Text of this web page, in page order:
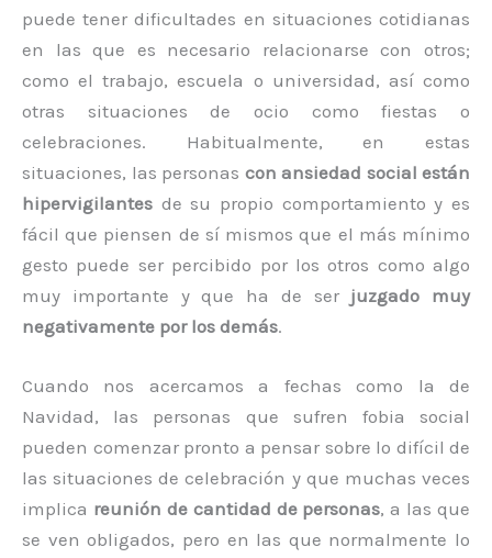
puede tener dificultades en situaciones cotidianas
en las que es necesario relacionarse con otros;
como el trabajo, escuela o universidad, así como
otras situaciones de ocio como fiestas o
celebraciones. Habitualmente, en estas
situaciones, las personas con ansiedad social están
hipervigilantes de su propio comportamiento y es
fácil que piensen de sí mismos que el más mínimo
gesto puede ser percibido por los otros como algo
muy importante y que ha de ser juzgado muy
negativamente por los demás.
Cuando nos acercamos a fechas como la de
Navidad, las personas que sufren fobia social
pueden comenzar pronto a pensar sobre lo difícil de
las situaciones de celebración y que muchas veces
implica reunión de cantidad de personas, a las que
se ven obligados, pero en las que normalmente lo